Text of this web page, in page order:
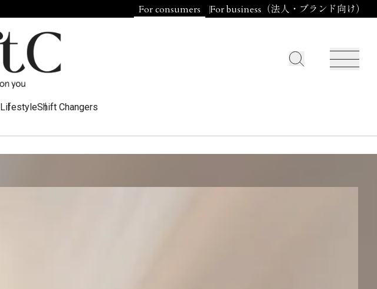
For consumers For business（法人・ブランド向け）
LifestyleShift Changers